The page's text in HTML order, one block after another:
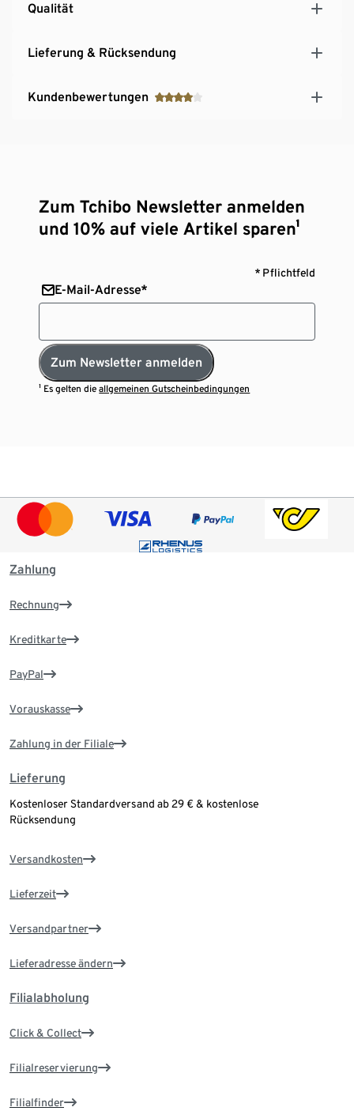
Entspricht der DIN EN 1074:2011
Qualität
Lieferung & Rücksendung
Kundenbewertungen
Zum Tchibo Newsletter anmelden
und 10% auf viele Artikel sparen¹
* Pflichtfeld
E-Mail-Adresse*
Zum Newsletter anmelden
¹ Es gelten dieallgemeinen Gutscheinbedingungen
Zahlung
Rechnung
Kreditkarte
PayPal
Vorauskasse
Zahlung in der Filiale
Lieferung
Kostenloser Standardversand ab 29 € & kostenlose
Rücksendung
Versandkosten
Lieferzeit
Versandpartner
Lieferadresse ändern
Filialabholung
Click & Collect
Filialreservierung
Filialfinder